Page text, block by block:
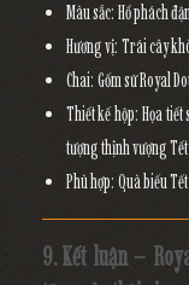
Màu sắc: Hổ phách
Hương vị: Trái cây
Chai: Gốm sứ Royal
Thiết kế hộp: Họa
tượng thịnh vượng
Phù hợp: Quà biếu
9. Kết luận –